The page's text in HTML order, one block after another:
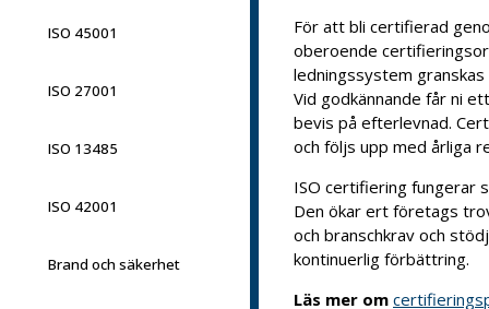
ISO 45001
ISO 27001
ISO 13485
ISO 42001
Brand och säkerhet
För att bli certifierad
oberoende
ledningssystem
Vid godkännande får ni
bevis på efterlevnad.
och följs upp med årliga
ISO certifiering fungerar
Den ökar ert företags
och branschkrav och
kontinuerlig förbättring.
Läs mer om